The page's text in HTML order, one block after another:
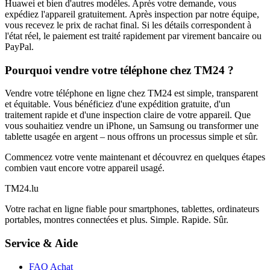
Huawei et bien d'autres modèles. Après votre demande, vous
expédiez l'appareil gratuitement. Après inspection par notre équipe,
vous recevez le prix de rachat final. Si les détails correspondent à
l'état réel, le paiement est traité rapidement par virement bancaire ou
PayPal.
Pourquoi vendre votre téléphone chez TM24 ?
Vendre votre téléphone en ligne chez TM24 est simple, transparent
et équitable. Vous bénéficiez d'une expédition gratuite, d'un
traitement rapide et d'une inspection claire de votre appareil. Que
vous souhaitiez vendre un iPhone, un Samsung ou transformer une
tablette usagée en argent – nous offrons un processus simple et sûr.
Commencez votre vente maintenant et découvrez en quelques étapes
combien vaut encore votre appareil usagé.
TM24.lu
Votre rachat en ligne fiable pour smartphones, tablettes, ordinateurs
portables, montres connectées et plus. Simple. Rapide. Sûr.
Service & Aide
FAQ Achat